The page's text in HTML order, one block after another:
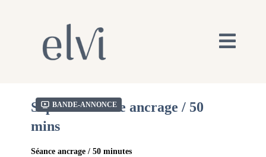
Bande-annonce
Sophia / Séance ancrage / 50
mins
Séance ancrage / 50 minutes